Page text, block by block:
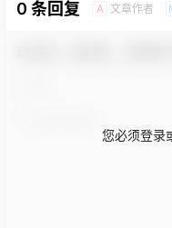
0 条回复 A 文章作者
您必须登录